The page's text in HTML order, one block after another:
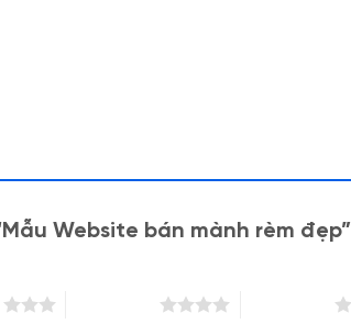
Website bán mành rèm đẹp”